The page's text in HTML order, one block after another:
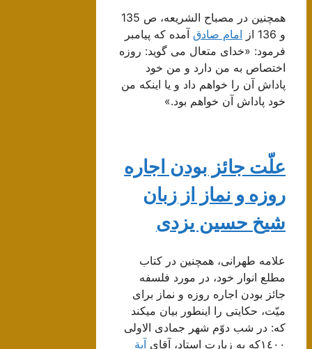
همچنین در مصباح الشریعه، ص 135
و 136 از
امام صادقآمده که پیامبر
فرمود: «خدای متعال می گوید: روزه
اختصاص به من دارد و من خود
پاداش آن را خواهم داد و یا اینکه من
خود پاداش آن خواهم بود.»
علّت جائز بودن اجاره
روزه و نماز از زبان
شیخ حسین یزدی
علامه طهرانی، همچنین در کتاب
مطلع انوار خود، در مورد فلسفه
جائز بودن اجاره روزه و نماز برای
میّت، حکایتی را اینطور بیان میکند
که: در شب دوّم شهر جمادی الاولی
١٤٠٠که به زیارت استاد، آقای
آیة